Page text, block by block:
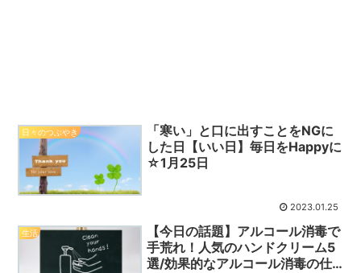
日々のつぶやき
「寒い」と口に出すことをNGに
した日【いい日】毎日をHappyに
☆1月25日
2023.01.25
生活
【今日の話題】アルコール消毒で
手荒れ！人気のハンドクリーム5
選/効果的なアルコール消毒の仕